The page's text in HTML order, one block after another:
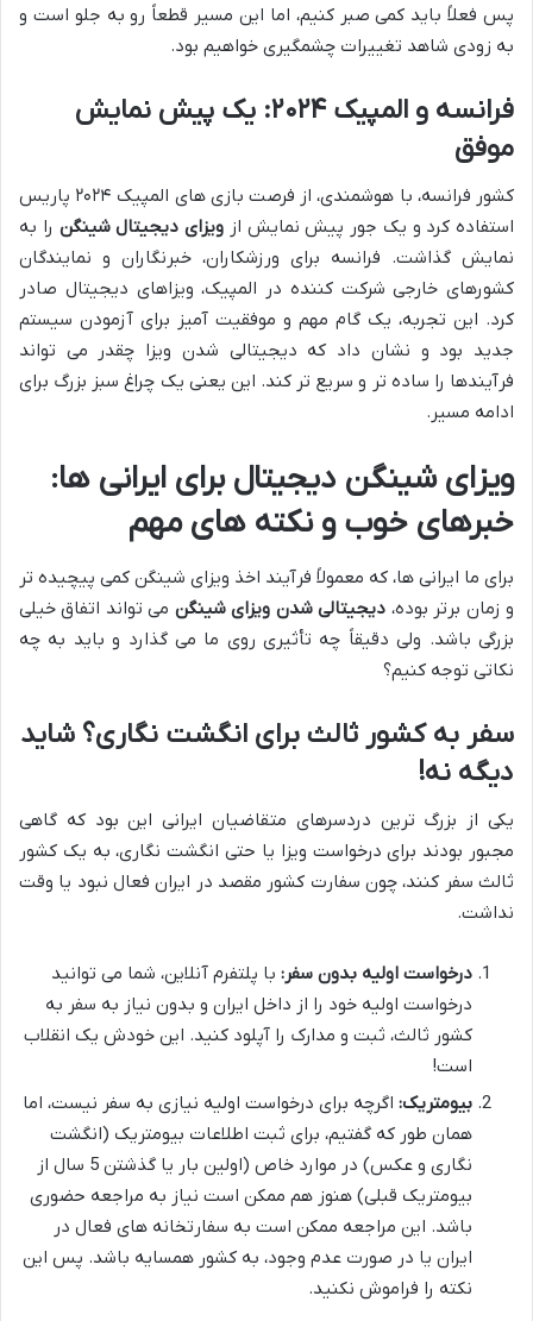
پس فعلاً باید کمی صبر کنیم، اما این مسیر قطعاً رو به جلو است و
به زودی شاهد تغییرات چشمگیری خواهیم بود.
فرانسه و المپیک ۲۰۲۴: یک پیش نمایش
موفق
کشور فرانسه، با هوشمندی، از فرصت بازی های المپیک ۲۰۲۴ پاریس
استفاده کرد و یک جور پیش نمایش از ویزای دیجیتال شینگن را به
نمایش گذاشت. فرانسه برای ورزشکاران، خبرنگاران و نمایندگان
کشورهای خارجی شرکت کننده در المپیک، ویزاهای دیجیتال صادر
کرد. این تجربه، یک گام مهم و موفقیت آمیز برای آزمودن سیستم
جدید بود و نشان داد که دیجیتالی شدن ویزا چقدر می تواند
فرآیندها را ساده تر و سریع تر کند. این یعنی یک چراغ سبز بزرگ برای
ادامه مسیر.
ویزای شینگن دیجیتال برای ایرانی ها:
خبرهای خوب و نکته های مهم
برای ما ایرانی ها، که معمولاً فرآیند اخذ ویزای شینگن کمی پیچیده تر
و زمان برتر بوده، دیجیتالی شدن ویزای شینگن می تواند اتفاق خیلی
بزرگی باشد. ولی دقیقاً چه تأثیری روی ما می گذارد و باید به چه
نکاتی توجه کنیم؟
سفر به کشور ثالث برای انگشت نگاری؟ شاید
دیگه نه!
یکی از بزرگ ترین دردسرهای متقاضیان ایرانی این بود که گاهی
مجبور بودند برای درخواست ویزا یا حتی انگشت نگاری، به یک کشور
ثالث سفر کنند، چون سفارت کشور مقصد در ایران فعال نبود یا وقت
نداشت.
درخواست اولیه بدون سفر: با پلتفرم آنلاین، شما می توانید
درخواست اولیه خود را از داخل ایران و بدون نیاز به سفر به
کشور ثالث، ثبت و مدارک را آپلود کنید. این خودش یک انقلاب
است!
بیومتریک: اگرچه برای درخواست اولیه نیازی به سفر نیست، اما
همان طور که گفتیم، برای ثبت اطلاعات بیومتریک (انگشت
نگاری و عکس) در موارد خاص (اولین بار یا گذشتن 5 سال از
بیومتریک قبلی) هنوز هم ممکن است نیاز به مراجعه حضوری
باشد. این مراجعه ممکن است به سفارتخانه های فعال در
ایران یا در صورت عدم وجود، به کشور همسایه باشد. پس این
نکته را فراموش نکنید.